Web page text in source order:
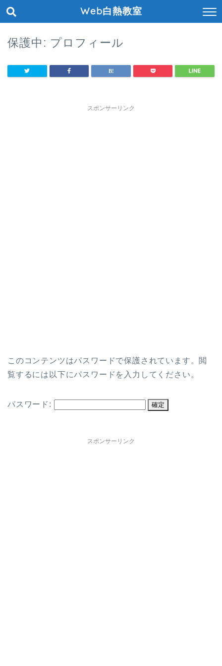
Web白熱教室
保護中: プロフィール
スポンサーリンク
このコンテンツはパスワードで保護されています。閲
覧するには以下にパスワードを入力してください。
パスワード:
スポンサーリンク